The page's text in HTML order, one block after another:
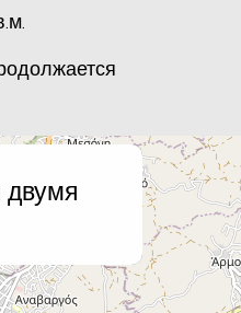
двумя